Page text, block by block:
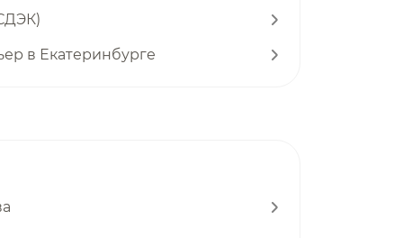
в Екатеринбурге